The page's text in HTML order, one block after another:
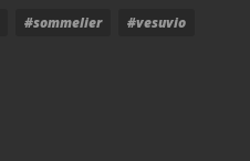
#sommelier
#vesuvio